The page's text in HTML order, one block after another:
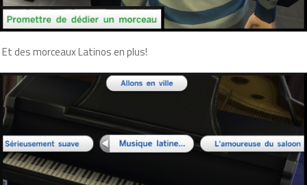
Et des morceaux Latinos en plus!